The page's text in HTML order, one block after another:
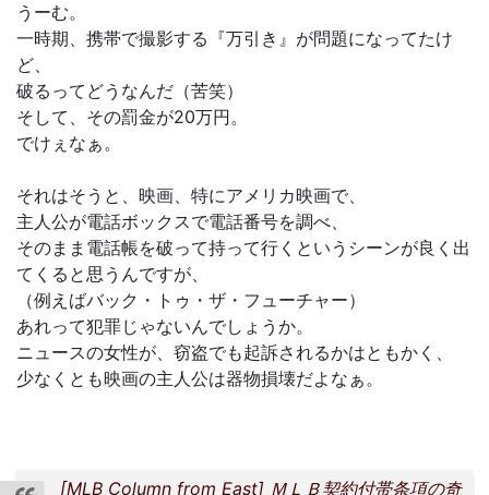
うーむ。
一時期、携帯で撮影する『万引き』が問題になってたけ
ど、
破るってどうなんだ（苦笑）
そして、その罰金が20万円。
でけぇなぁ。
それはそうと、映画、特にアメリカ映画で、
主人公が電話ボックスで電話番号を調べ、
そのまま電話帳を破って持って行くというシーンが良く出
てくると思うんですが、
（例えばバック・トゥ・ザ・フューチャー）
あれって犯罪じゃないんでしょうか。
ニュースの女性が、窃盗でも起訴されるかはともかく、
少なくとも映画の主人公は器物損壊だよなぁ。
[MLB Column from East] ＭＬＢ契約付帯条項の奇